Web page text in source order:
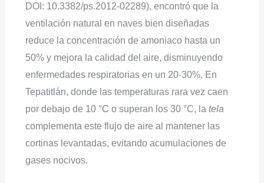
DOI: 10.3382/ps.2012-02289), encontró que la
ventilación natural en naves bien diseñadas
reduce la concentración de amoniaco hasta un
50% y mejora la calidad del aire, disminuyendo
enfermedades respiratorias en un 20-30%. En
Tepatitlán, donde las temperaturas rara vez caen
por debajo de 10 °C o superan los 30 °C, la tela
complementa este flujo de aire al mantener las
cortinas levantadas, evitando acumulaciones de
gases nocivos.